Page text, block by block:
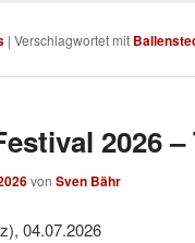
| Verschlagwortet mit
2026 –
von Sven Bähr
04.07.2026